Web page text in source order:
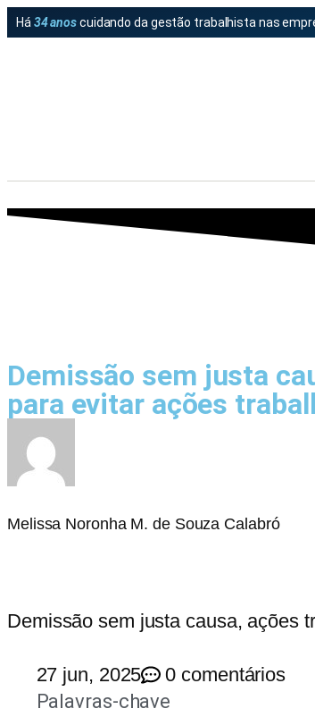
Há 34 anoscuidando da gestão trabalhista nas
Demissão sem justa
para evitar ações
Melissa Noronha M. de Souza Calabró
Demissão sem justa causa, ações
27 jun, 2025
0 comentários
Palavras-chave